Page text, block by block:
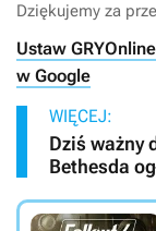
Dziękujemy za
Ustaw
w Google
WIĘCEJ:
Dziś ważny
Bethesda